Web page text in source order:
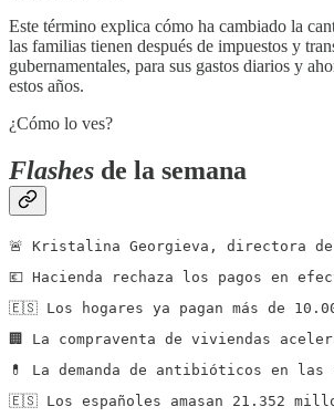
Este término explica cómo ha cambiado la
las familias tienen después de impuestos y
gubernamentales, para sus gastos diarios y
estos años.
¿Cómo lo ves?
Flashes de la semana
🚨 Kristalina Georgieva, directora
💶 Hacienda rechaza los pagos en
🇪🇸 Los hogares ya pagan más de
🏢 La compraventa de viviendas
💊 La demanda de antibióticos en
🇪🇸 Los españoles amasan 21.352